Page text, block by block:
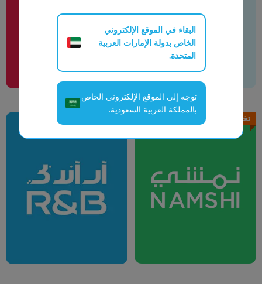
تخفيض يصل الي تخفيض يصل الي
البقاء في الموقع الإلكتروني
الخاص بدولة الإمارات العربية
المتحدة.
توجه إلى الموقع الإلكتروني الخاص
بالمملكة العربية السعودية.